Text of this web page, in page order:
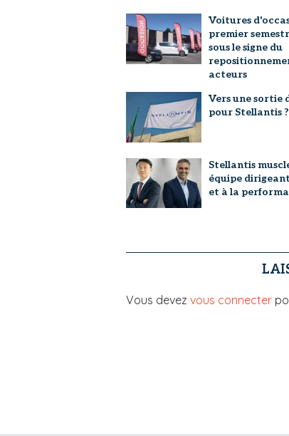
Voitures
premier
sous le signe du
acteurs
Vers une sortie
pour Stellantis ?
Stellantis
équipe
et à la
Vous devez vous connecter